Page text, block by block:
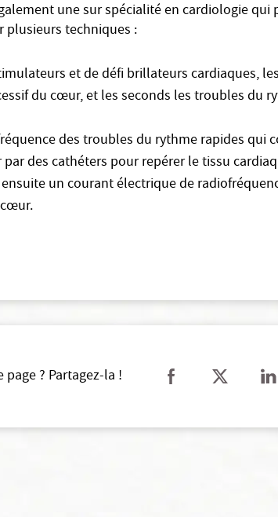
une sur spécialité en cardiologie qui
plusieurs techniques :
et de défi brillateurs cardiaques,
du cœur, et les seconds les troubles du
des troubles du rythme rapides qui
des cathéters pour repérer le tissu
un courant électrique de
? Partagez-la !